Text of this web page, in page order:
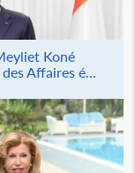
Koné
Affaires é...